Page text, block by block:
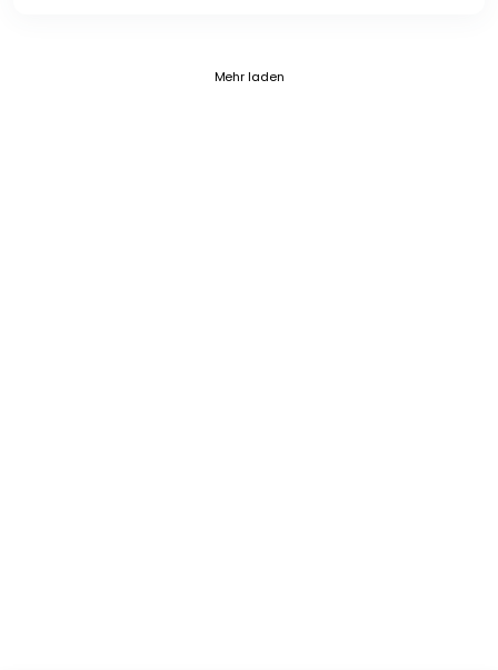
Mehr ladenCurrent page 1